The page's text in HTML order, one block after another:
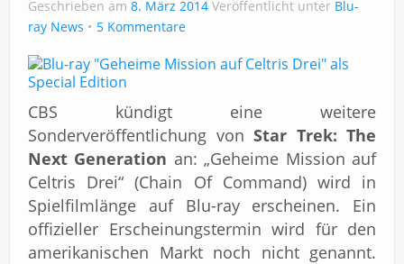
Geschrieben am 8. März 2014 Veröffentlicht unter Blu-
ray News
5 Kommentare
CBS kündigt eine weitere
Sonderveröffentlichung von Star Trek: The
Next Generation an: „Geheime Mission auf
Celtris Drei“ (Chain Of Command) wird in
Spielfilmlänge auf Blu-ray erscheinen. Ein
offizieller Erscheinungstermin wird für den
amerikanischen Markt noch nicht genannt.